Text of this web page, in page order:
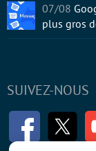
SUIVEZ-NOUS
Facebook
07/08
plus gros